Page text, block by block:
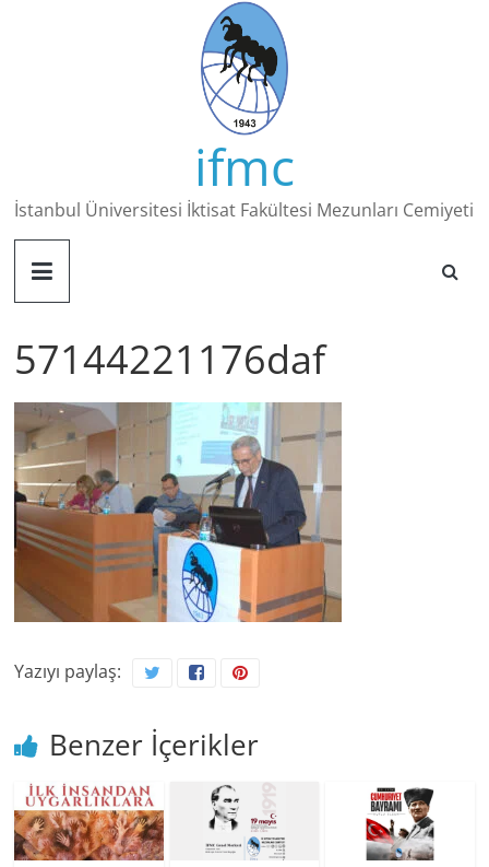
ifmc
İstanbul Üniversitesi İktisat Fakültesi Mezunları Cemiyeti
57144221176daf
Yazıyı paylaş:
Benzer İçerikler